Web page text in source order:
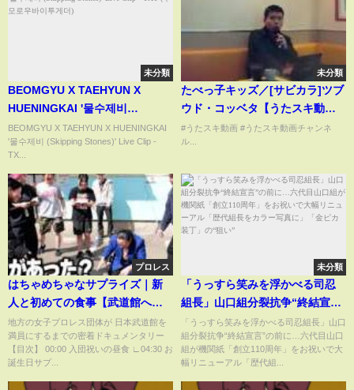
未分類
BEOMGYU X TAEHYUN X
HUENINGKAI '물수제비
(Skipping Stones)' Live Clip -
TXT (투모로우바이투게더)
BEOMGYU X TAEHYUN X HUENINGKAI
'물수제비 (Skipping Stones)' Live Clip -
TX...
未分類
たべっ子キッズ／[サビカラ]ツブ
ウド・コッベタ【うたスキ動
画】
#うたスキ動画 #うたスキ動画チャンネ
ル...
プロレス
はちゃめちゃなサプライズ｜新
人と初めての食事【武道館への
道 Ep.29】
地方の女子プロレス団体が 日本武道館を
満員にするまでの密着ドキュメンタリー
【目次】 00:00 入団祝いの昼食 ∟04:30 お
誕生日サプ...
未分類
「うっすら笑みを浮かべる司忍
組長」山口組分裂抗争“終結宣
言”の前に…六代目山口組が機関
紙「創立110周年」をお祝いで大
幅リニューアル「歴代組長をカ
「うっすら笑みを浮かべる司忍組長」山口
組分裂抗争“終結宣言”の前に…六代目山口
組が機関紙「創立110周年」をお祝いで大
幅リニューアル「歴代組...